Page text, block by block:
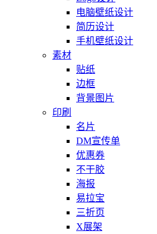
电脑壁纸设计
简历设计
手机壁纸设计
素材
贴纸
边框
背景图片
印刷
名片
DM宣传单
优惠券
不干胶
海报
易拉宝
三折页
X展架